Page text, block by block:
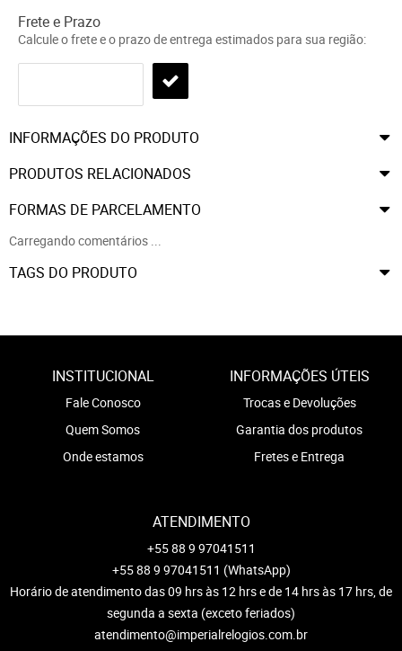
Frete e Prazo
Calcule o frete e o prazo de entrega estimados para sua região:
INFORMAÇÕES DO PRODUTO
PRODUTOS RELACIONADOS
FORMAS DE PARCELAMENTO
Carregando comentários ...
TAGS DO PRODUTO
INSTITUCIONAL
Fale Conosco
Quem Somos
Onde estamos
INFORMAÇÕES ÚTEIS
Trocas e Devoluções
Garantia dos produtos
Fretes e Entrega
ATENDIMENTO
+55 88 9 97041511
+55 88 9 97041511 (WhatsApp)
Horário de atendimento das 09 hrs às 12 hrs e de 14 hrs às 17 hrs, de
segunda a sexta (exceto feriados)
atendimento@imperialrelogios.com.br